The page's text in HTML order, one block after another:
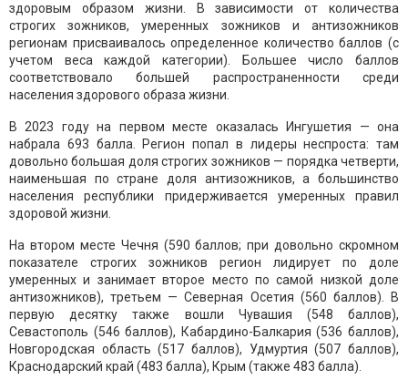
здоровым образом жизни. В зависимости от количества
строгих зожников, умеренных зожников и антизожников
регионам присваивалось определенное количество баллов (с
учетом веса каждой категории). Большее число баллов
соответствовало большей распространенности среди
населения здорового образа жизни.
В 2023 году на первом месте оказалась Ингушетия — она
набрала 693 балла. Регион попал в лидеры неспроста: там
довольно большая доля строгих зожников — порядка четверти,
наименьшая по стране доля антизожников, а большинство
населения республики придерживается умеренных правил
здоровой жизни.
На втором месте Чечня (590 баллов; при довольно скромном
показателе строгих зожников регион лидирует по доле
умеренных и занимает второе место по самой низкой доле
антизожников), третьем — Северная Осетия (560 баллов). В
первую десятку также вошли Чувашия (548 баллов),
Севастополь (546 баллов), Кабардино-Балкария (536 баллов),
Новгородская область (517 баллов), Удмуртия (507 баллов),
Краснодарский край (483 балла), Крым (также 483 балла).